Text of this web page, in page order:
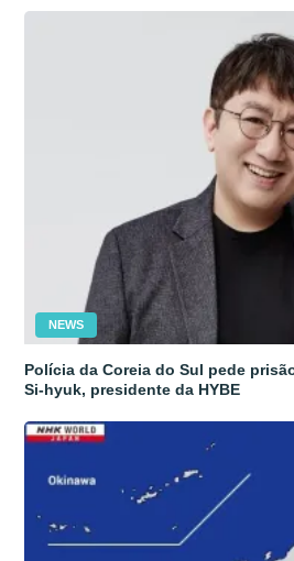
NEWS
Polícia da Coreia do Sul pede
Si-hyuk, presidente da HYBE